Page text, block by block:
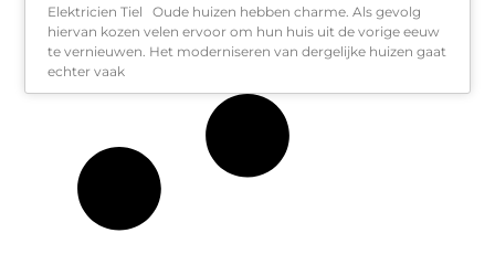
Elektricien Tiel Oude huizen hebben charme. Als gevolg
hiervan kozen velen ervoor om hun huis uit de vorige eeuw
te vernieuwen. Het moderniseren van dergelijke huizen gaat
echter vaak